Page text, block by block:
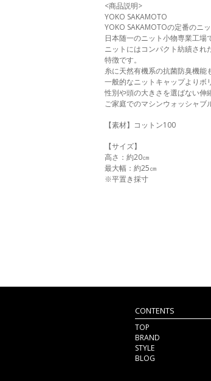
<商品説明>
YOKO SAKAMOTO
YOKO SAKAMOTOの定番のニッ
日本随一のニット小物専業工場
ニットにはコンパクト紡績さ
特徴です。
糸に天然有機系の抗菌防臭機能
一般的なニットキャップよりボ
性別や頭の大きさを選ばない伸
ご家庭でのマシンウォッシャブ
【素材】コットン100
【サイズ】
高さ：約20㎝
最大幅：約25㎝
※平置き採寸
CONTENTS
TOP
BRAND
STYLE
BLOG